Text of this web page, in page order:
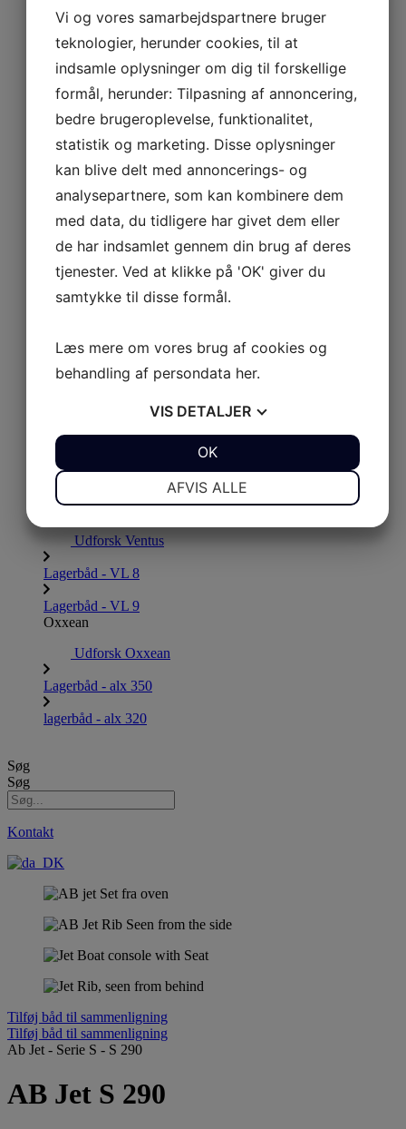
Lagerbåd - ALX 12
LAMINNA AL
Udforsk Laminna AL
Lagerbåd - AL 9,5
Udforsk Lammina UL
Lagerbåd - UL 10
MARES VSX
Udforsk Mares VSX
Lagerbåd VSX 10
Lagerbåd VSX 11
Udforsk Nautilus
Ingen både fundet
Lagerbåd - VS 9
Lagerbåd - VS 10
VENTUS
Udforsk Ventus
Lagerbåd - VL 8
Lagerbåd - VL 9
Oxxean
Udforsk Oxxean
Lagerbåd - alx 350
lagerbåd - alx 320
Søg
Søg
Kontakt
Tilføj båd til sammenligning
Tilføj båd til sammenligning
Ab Jet - Serie S - S 290
AB Jet S 290
Vi og vores samarbejdspartnere bruger
teknologier, herunder cookies, til at
indsamle oplysninger om dig til forskellige
formål, herunder: Tilpasning af annoncering,
bedre brugeroplevelse, funktionalitet,
statistik og marketing. Disse oplysninger
kan blive delt med annoncerings- og
analysepartnere, som kan kombinere dem
med data, du tidligere har givet dem eller
de har indsamlet gennem din brug af deres
tjenester. Ved at klikke på 'OK' giver du
samtykke til disse formål.
Læs mere om vores brug af cookies og
behandling af persondata her.
VIS DETALJER
MARKETING
AFVIS ALLE
OK